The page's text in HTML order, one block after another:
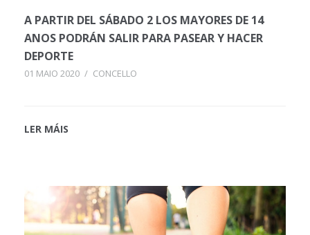
A PARTIR DEL SÁBADO 2 LOS MAYORES DE 14
ANOS PODRÁN SALIR PARA PASEAR Y HACER
DEPORTE
01 MAIO 2020 / CONCELLO
LER MÁIS